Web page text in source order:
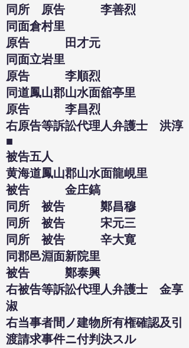
同所 原告 李善烈
同面倉村里
原告 田才元
同面立岩里
原告 李順烈
同道鳳山郡山水面舘亭里
原告 李昌烈
右原告等訴訟代理人弁護士 洪淳
■
被告五人
黄海道鳳山郡山水面龍峴里
被告 金庄鎬
同所 被告 鄭昌穆
同所 被告 宋元三
同所 被告 辛大寛
同郡邑淵面新院里
被告 鄭泰興
右被告等訴訟代理人弁護士 金享
淑
右当事者間ノ建物所有権確認及引
渡請求事件ニ付判決スル